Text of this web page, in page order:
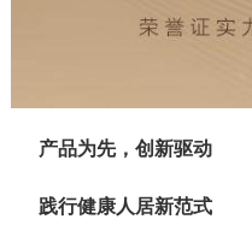
产品为先，创新驱动
践行健康人居新范式